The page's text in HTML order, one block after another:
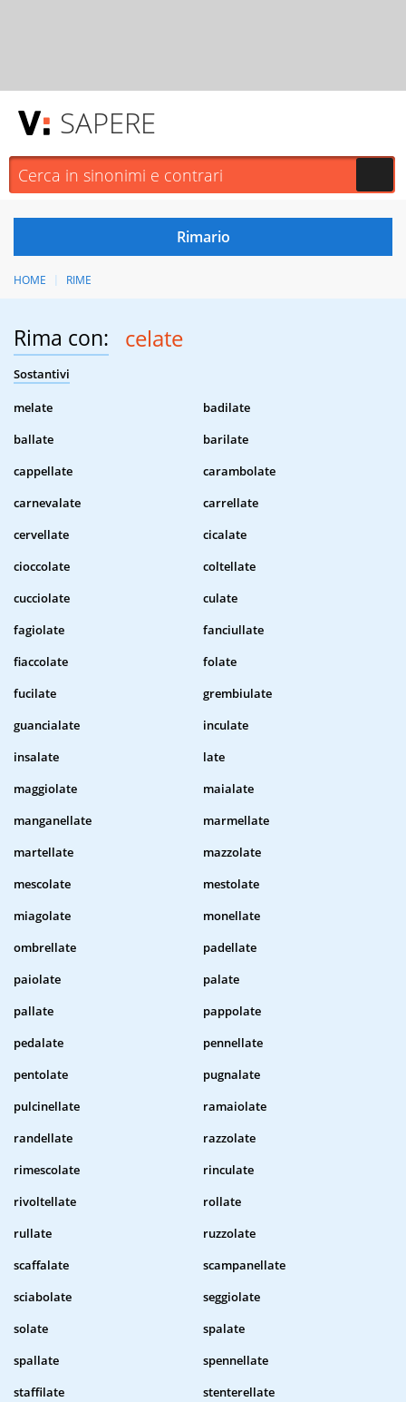
SAPERE
HOME RIME
Rima con: celate
Sostantivi
melate
badilate
ballate
barilate
cappellate
carambolate
carnevalate
carrellate
cervellate
cicalate
cioccolate
coltellate
cucciolate
culate
fagiolate
fanciullate
fiaccolate
folate
fucilate
grembiulate
guancialate
inculate
insalate
late
maggiolate
maialate
manganellate
marmellate
martellate
mazzolate
mescolate
mestolate
miagolate
monellate
ombrellate
padellate
paiolate
palate
pallate
pappolate
pedalate
pennellate
pentolate
pugnalate
pulcinellate
ramaiolate
randellate
razzolate
rimescolate
rinculate
rivoltellate
rollate
rullate
ruzzolate
scaffalate
scampanellate
sciabolate
seggiolate
solate
spalate
spallate
spennellate
staffilate
stenterellate